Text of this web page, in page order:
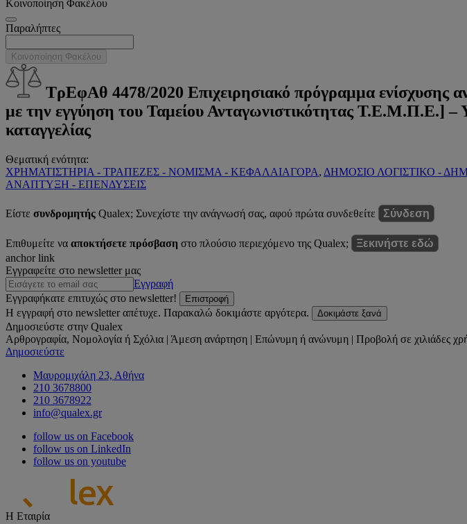
Κοινοποίηση Φακέλου
Παραλήπτες
Κοινοποίηση Φακέλου
ΤρΕφΑθ 4478/2020 Επιχειρησιακό πρόγραμμα ενίσχυσης
με την εγγύηση του Ταμείου Ανταγωνιστικότητας Τ.Ε.Μ.Π.Ε.] –
καταγγελίας
Θεματική ενότητα:
ΧΡΗΜΑΤΙΣΤΗΡΙΑ - ΤΡΑΠΕΖΕΣ - ΝΟΜΙΣΜΑ - ΚΕΦΑΛΑΙΑΓΟΡΑ, ΔΗΜΟΣΙΟ ΛΟΓΙΣΤΙΚΟ -
ΑΝΑΠΤΥΞΗ - ΕΠΕΝΔΥΣΕΙΣ
Είστε συνδρομητής Qualex; Συνεχίστε την ανάγνωσή σας, αφού πρώτα συνδεθείτε Σύνδεση
Επιθυμείτε να αποκτήσετε πρόσβαση στο πλούσιο περιεχόμενο της Qualex;
Ξεκινήστε εδώ
anchor link
Εγγραφείτε στο newsletter μας
Εγγραφή
Εγγραφήκατε επιτυχώς στο newsletter!
Επιστροφή
Η εγγραφή στο newsletter απέτυχε. Παρακαλώ δοκιμάστε αργότερα. Δοκιμάστε ξανά
Δημοσιεύστε στην Qualex
Αρθρογραφία, Νομολογία ή Σχόλια | Άμεση ανάρτηση | Επώνυμη ή ανώνυμη | Προβολή σε χιλιάδες
Δημοσιεύστε
Μαυρομιχάλη 23, Αθήνα
210 3678800
210 3678922
info@qualex.gr
follow us on Facebook
follow us on LinkedIn
follow us on youtube
Η Εταιρία